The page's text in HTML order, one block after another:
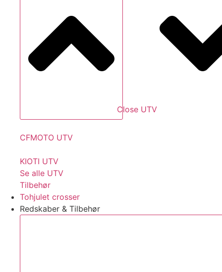
Close UTV
CFMOTO UTV
KIOTI UTV
Se alle UTV
Tilbehør
Tohjulet crosser
Redskaber & Tilbehør